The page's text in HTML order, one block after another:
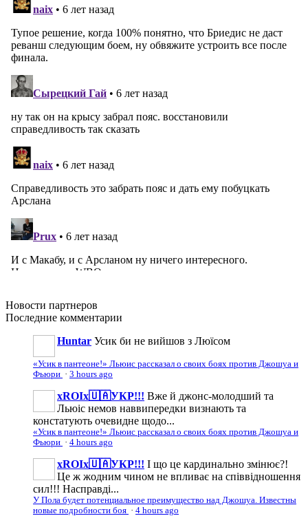
Новости партнеров
Последние комментарии
Huntar Усик би не вийшов з Люїсом
«Усик в пантеоне!» Льюис рассказал о своих боях против Джошуа и
Фьюри · 3 hours ago
xROIx🇺🇦УКР!!! Вже й джонс-молодший та
Льюіс немов наввипередки визнають та
констатують очевидне щодо...
«Усик в пантеоне!» Льюис рассказал о своих боях против Джошуа и
Фьюри · 4 hours ago
xROIx🇺🇦УКР!!! І що це кардинально змінює?!
Це ж жодним чином не впливає на співвідношення
сил!!! Насправді...
У Пола будет потенциальное преимущество над Джошуа. Известны
новые подробности боя · 4 hours ago